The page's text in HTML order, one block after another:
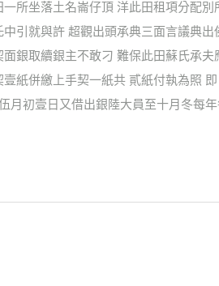
所坐落土名崙仔頂 洋此田租項分配
引就與許 超觀出頭承典三面言議典
銀取續銀主不敢刁 難保此田蘇氏承
紙併繳上手契一紙共 貳紙付執為照
月初壹日又借出銀陸大員至十月冬每